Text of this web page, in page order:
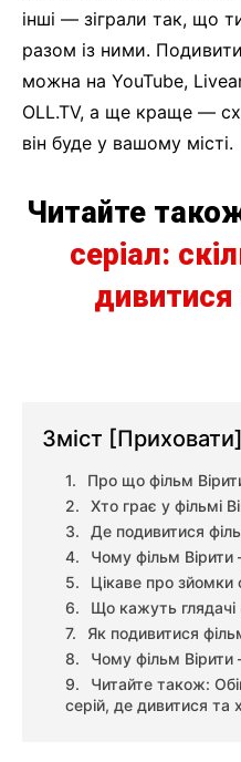
інші — зіграли так, що
разом із ними.
можна на YouTube,
OLL.TV, а ще краще —
він буде у вашому місті.
Читайте
серіал:
дивитися
Зміст [Приховати]
Про що фільм
Хто грає у фільмі
Де подивитися
Чому фільм
Цікаве про зйомки
Що кажуть глядачі
Як подивитися
Чому фільм Вірити
Читайте також:
серій, де дивитися та